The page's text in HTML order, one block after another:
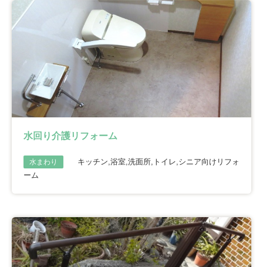
水回り介護リフォーム
水まわり
キッチン,浴室,洗面所,トイレ,シニア向けリフォ
ーム